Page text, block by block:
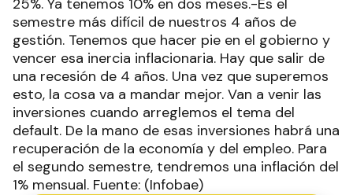
25%. Ya tenemos 10% en dos meses.-Es el
semestre más difícil de nuestros 4 años de
gestión. Tenemos que hacer pie en el gobierno y
vencer esa inercia inflacionaria. Hay que salir de
una recesión de 4 años. Una vez que superemos
esto, la cosa va a mandar mejor. Van a venir las
inversiones cuando arreglemos el tema del
default. De la mano de esas inversiones habrá una
recuperación de la economía y del empleo. Para
el segundo semestre, tendremos una inflación del
1% mensual. Fuente: (Infobae)